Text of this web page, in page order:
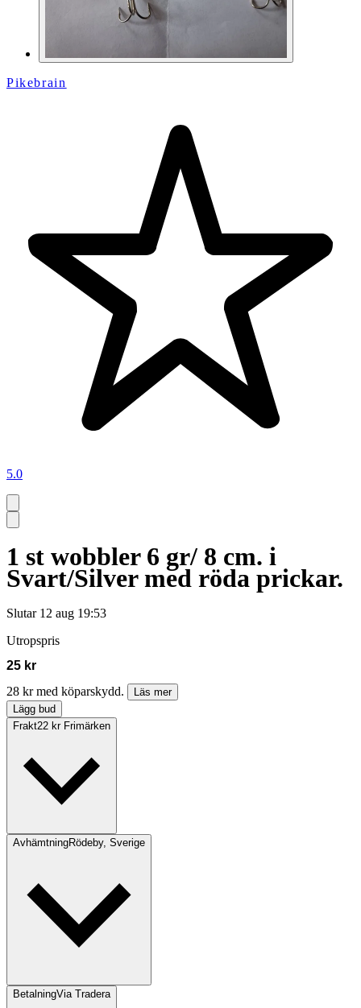
Pikebrain
5.0
1 st wobbler 6 gr/ 8 cm. i
Svart/Silver med röda prickar.
Slutar 12 aug 19:53
Utropspris
25 kr
28 kr med köparskydd.
Läs mer
Lägg bud
Frakt22 kr Frimärken
AvhämtningRödeby, Sverige
BetalningVia Tradera